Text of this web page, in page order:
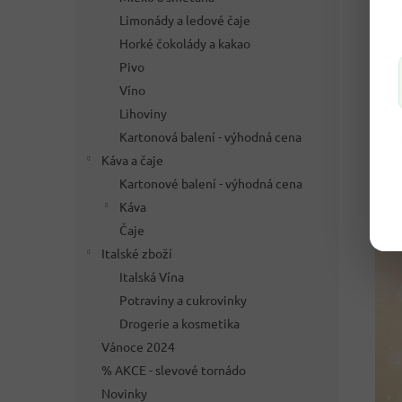
Limonády a ledové čaje
Horké čokolády a kakao
Pivo
Víno
Lihoviny
Kartonová balení - výhodná cena
Káva a čaje
Kartonové balení - výhodná cena
Káva
Čaje
Italské zboží
Italská Vína
Potraviny a cukrovinky
Drogerie a kosmetika
Vánoce 2024
% AKCE - slevové tornádo
Novinky